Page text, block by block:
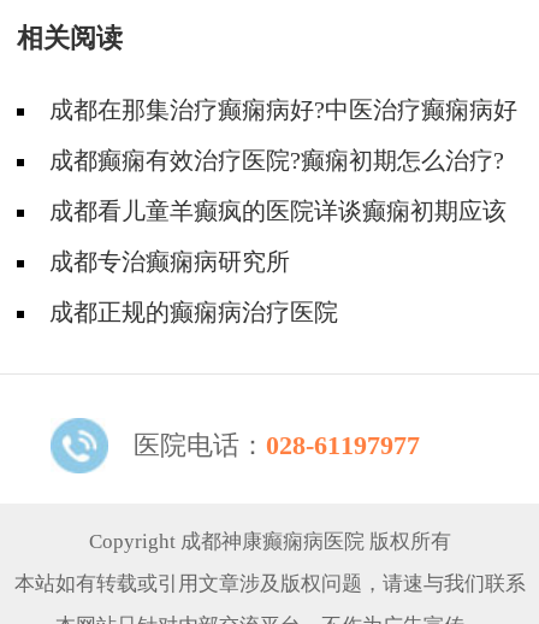
相关阅读
成都在那集治疗癫痫病好?中医治疗癫痫病好
吗?成都癫痫有效治疗医院?癫痫初期怎么治疗?
成都看儿童羊癫疯的医院详谈癫痫初期应该
怎么治疗?
成都专治癫痫病研究所
成都正规的癫痫病治疗医院
医院电话： 028-61197977
Copyright 成都神康癫痫病医院 版权所有
本站如有转载或引用文章涉及版权问题，请速与我们联系